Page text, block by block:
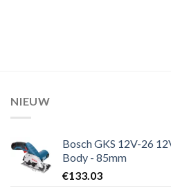
NIEUW
Bosch GKS 12V-26
Body - 85mm
€133.03